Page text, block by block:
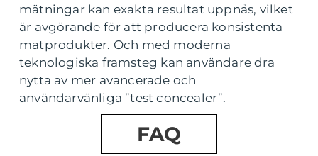
mätningar kan exakta resultat uppnås, vilket
är avgörande för att producera konsistenta
matprodukter. Och med moderna
teknologiska framsteg kan användare dra
nytta av mer avancerade och
användarvänliga ”test concealer”.
FAQ